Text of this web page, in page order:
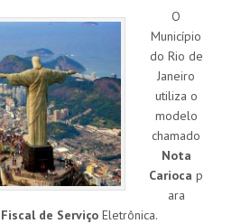
O
Município
do Rio de
Janeiro
utiliza o
modelo
chamado
Nota
Carioca p
ara
de Serviço Eletrônica.